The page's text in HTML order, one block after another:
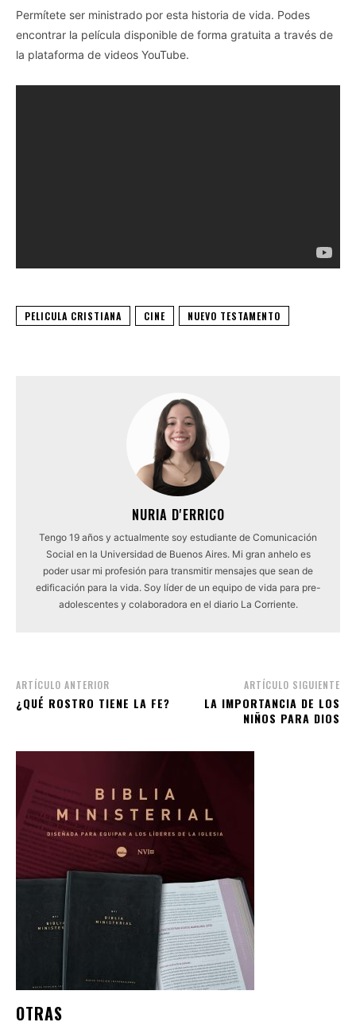
Permítete ser ministrado por esta historia de vida. Podes
encontrar la película disponible de forma gratuita a través de
la plataforma de videos YouTube.
PELICULA CRISTIANA CINE NUEVO TESTAMENTO
NURIA D'ERRICO
Tengo 19 años y actualmente soy estudiante de Comunicación
Social en la Universidad de Buenos Aires. Mi gran anhelo es
poder usar mi profesión para transmitir mensajes que sean de
edificación para la vida. Soy líder de un equipo de vida para pre-
adolescentes y colaboradora en el diario La Corriente.
ARTÍCULO ANTERIOR
¿QUÉ ROSTRO TIENE LA FE?
ARTÍCULO SIGUIENTE
LA IMPORTANCIA DE LOS
NIÑOS PARA DIOS
OTRAS